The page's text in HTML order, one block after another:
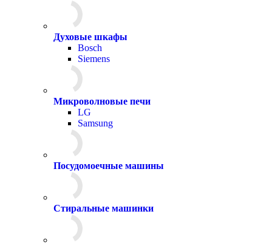
Духовые шкафы
Bosch
Siemens
Микроволновые печи
LG
Samsung
Посудомоечные машины
Стиральные машинки